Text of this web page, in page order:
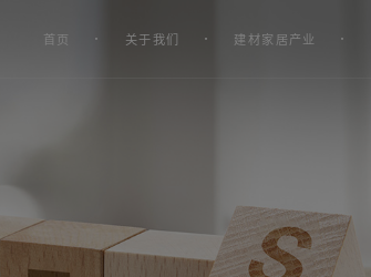
首页 关于我们 建材家居产业